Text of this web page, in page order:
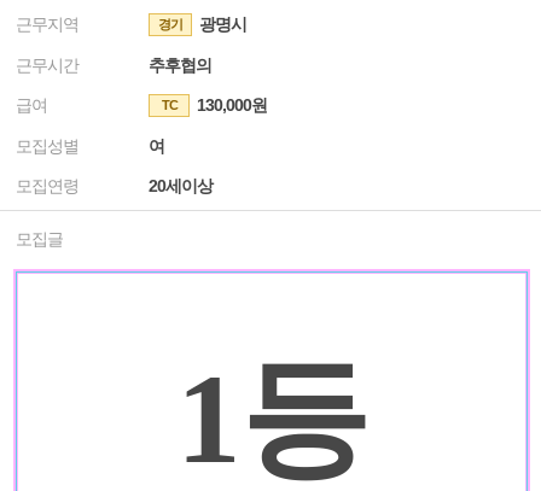
근무지역 경기 광명시
근무시간 추후협의
급여 TC 130,000원
모집성별 여
모집연령 20세이상
모집글
1등